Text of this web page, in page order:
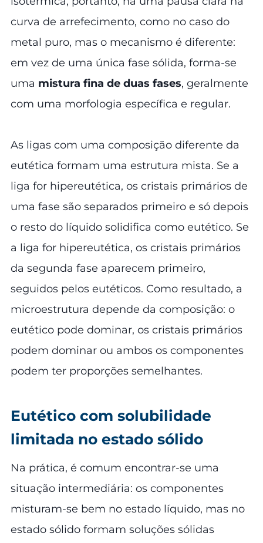
curva de arrefecimento, como no caso do
metal puro, mas o mecanismo é diferente:
em vez de uma única fase sólida, forma-se
uma mistura fina de duas fases, geralmente
com uma morfologia específica e regular.
As ligas com uma composição diferente da
eutética formam uma estrutura mista. Se a
liga for hipereutética, os cristais primários de
uma fase são separados primeiro e só depois
o resto do líquido solidifica como eutético. Se
a liga for hipereutética, os cristais primários
da segunda fase aparecem primeiro,
seguidos pelos eutéticos. Como resultado, a
microestrutura depende da composição: o
eutético pode dominar, os cristais primários
podem dominar ou ambos os componentes
podem ter proporções semelhantes.
Eutético com solubilidade
limitada no estado sólido
Na prática, é comum encontrar-se uma
situação intermediária: os componentes
misturam-se bem no estado líquido, mas no
estado sólido formam soluções sólidas